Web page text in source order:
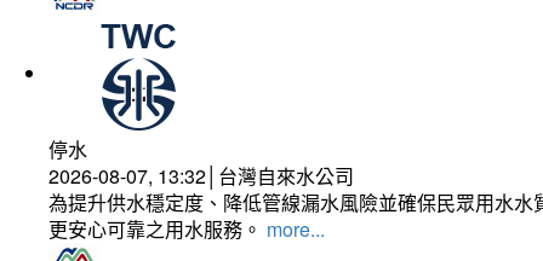
停水
2026-08-07, 13:32│台灣自來水公司
為提升供水穩定度、降低管線漏水風險並確保民眾用水
更安心可靠之用水服務。 more...